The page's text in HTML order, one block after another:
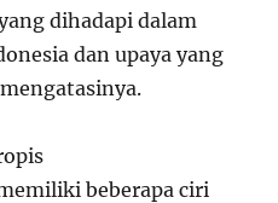
dihadapi dalam
dan upaya yang
beberapa ciri